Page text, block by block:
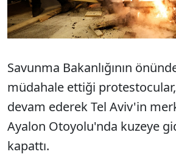
Savunma Bakanlığının
müdahale ettiği
devam ederek Tel Aviv'in
Ayalon Otoyolu'nda kuzeye
kapattı.